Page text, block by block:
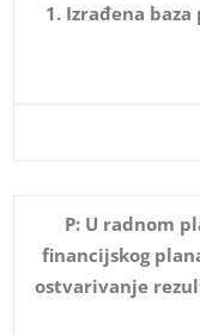
1. Izrađena
P: U radnom
financijskog
ostvarivanje